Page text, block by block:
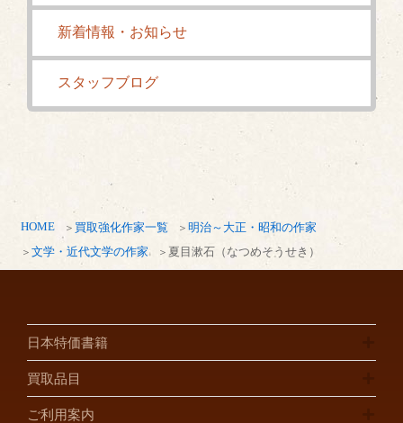
HOME 買取強化作家一覧
明治～大正・昭和の作家
文学・近代文学の作家
夏目漱石（なつめそうせき）
新着情報・お知らせ
スタッフブログ
日本特価書籍
買取品目
ご利用案内